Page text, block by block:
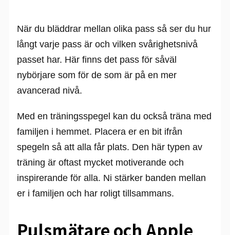
När du bläddrar mellan olika pass så ser du hur
långt varje pass är och vilken svårighetsnivå
passet har. Här finns det pass för såväl
nybörjare som för de som är på en mer
avancerad nivå.
Med en träningsspegel kan du också träna med
familjen i hemmet. Placera er en bit ifrån
spegeln så att alla får plats. Den här typen av
träning är oftast mycket motiverande och
inspirerande för alla. Ni stärker banden mellan
er i familjen och har roligt tillsammans.
Pulsmätare och Apple